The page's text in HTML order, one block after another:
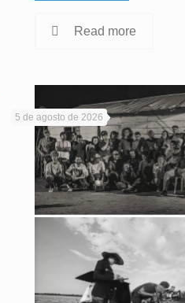
Read more
5 de agosto de 2026